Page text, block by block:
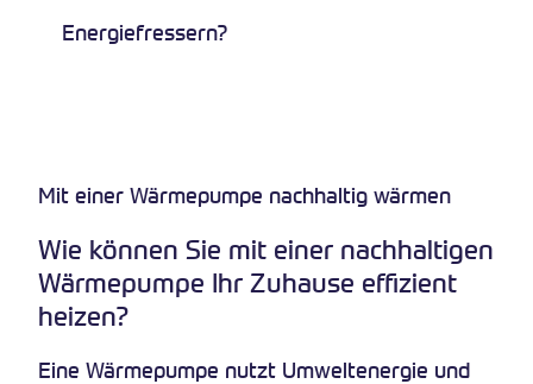
Energiefressern?
Mit einer Wärmepumpe nachhaltig wärmen
Wie können Sie mit einer nachhaltigen
Wärmepumpe Ihr Zuhause effizient
heizen?
Eine Wärmepumpe nutzt Umweltenergie und